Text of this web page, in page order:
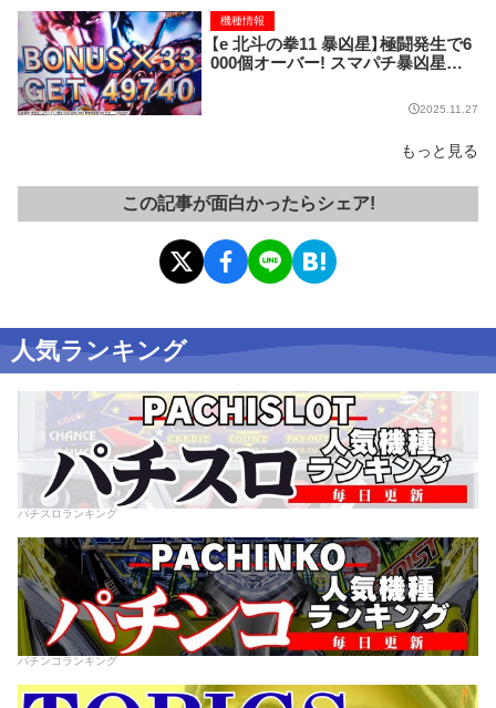
【e 北斗の拳11 暴凶星】極闘発生で6
000個オーバー! スマパチ暴凶星の
機種情報
2025.11.27
もっと見る
この記事が面白かったらシェア!
人気ランキング
パチスロランキング
パチンコランキング